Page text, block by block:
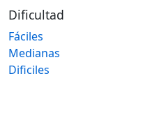
Dificultad
Fáciles
Medianas
Dificiles